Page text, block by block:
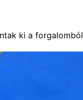
ki a forgalomból